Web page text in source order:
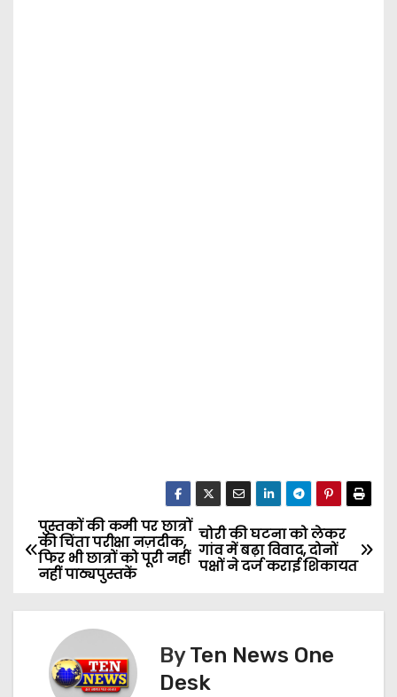
P
o
s
चोरी की घटना को लेकर
गांव में बढ़ा विवाद, दोनों
पक्षों ने दर्ज कराई शिकायत
पुस्तकों की कमी पर छात्रों
की चिंता परीक्षा नज़दीक,
फिर भी छात्रों को पूरी नहीं
नहीं पाठ्यपुस्तकें
ByTen News One
Desk